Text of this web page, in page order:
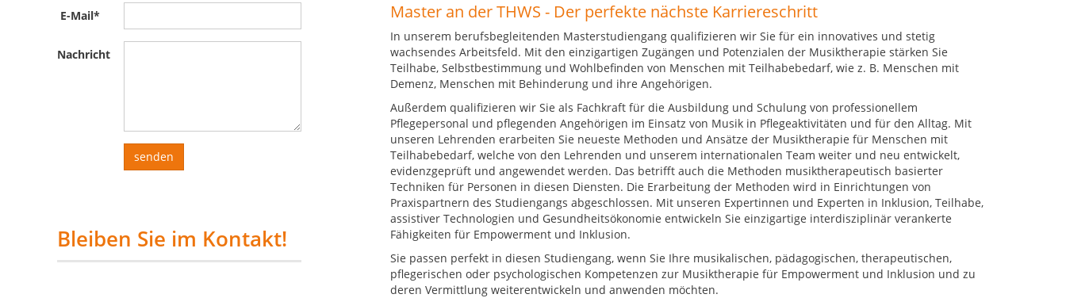
E-Mail*
Nachricht
Bleiben Sie im Kontakt!
Master an der THWS - Der perfekte nächste Karriereschritt
In unserem berufsbegleitenden Masterstudiengang qualifizieren wir Sie für ein innovatives und stetig
wachsendes Arbeitsfeld. Mit den einzigartigen Zugängen und Potenzialen der Musiktherapie stärken Sie
Teilhabe, Selbstbestimmung und Wohlbefinden von Menschen mit Teilhabebedarf, wie z. B. Menschen mit
Demenz, Menschen mit Behinderung und ihre Angehörigen.
Außerdem qualifizieren wir Sie als Fachkraft für die Ausbildung und Schulung von professionellem
Pflegepersonal und pflegenden Angehörigen im Einsatz von Musik in Pflegeaktivitäten und für den Alltag. Mit
unseren Lehrenden erarbeiten Sie neueste Methoden und Ansätze der Musiktherapie für Menschen mit
Teilhabebedarf, welche von den Lehrenden und unserem internationalen Team weiter und neu entwickelt,
evidenzgeprüft und angewendet werden. Das betrifft auch die Methoden musiktherapeutisch basierter
Techniken für Personen in diesen Diensten. Die Erarbeitung der Methoden wird in Einrichtungen von
Praxispartnern des Studiengangs abgeschlossen. Mit unseren Expertinnen und Experten in Inklusion, Teilhabe,
assistiver Technologien und Gesundheitsökonomie entwickeln Sie einzigartige interdisziplinär verankerte
Fähigkeiten für Empowerment und Inklusion.
Sie passen perfekt in diesen Studiengang, wenn Sie Ihre musikalischen, pädagogischen, therapeutischen,
pflegerischen oder psychologischen Kompetenzen zur Musiktherapie für Empowerment und Inklusion und zu
deren Vermittlung weiterentwickeln und anwenden möchten.